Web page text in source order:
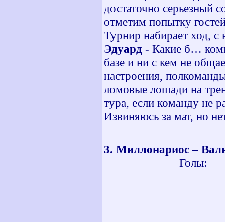
достаточно серьезный
отметим попытку
Турнир набирает ход,
Эдуард - Какие б…
базе и ни с кем не
настроения,
ломовые лошади на
тура, если команду не
Извиняюсь за мат, но
3. Миллонариос –
Голы: 10